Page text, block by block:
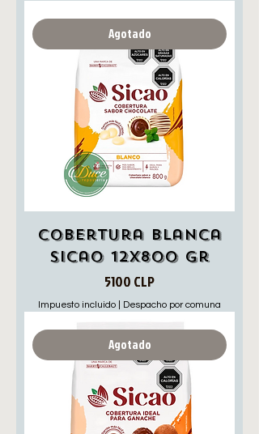
Agotado
Cobertura Blanca
Sicao 12x800 gr
Precio
5100 CLP
Impuesto incluido Despacho por comuna
Agotado